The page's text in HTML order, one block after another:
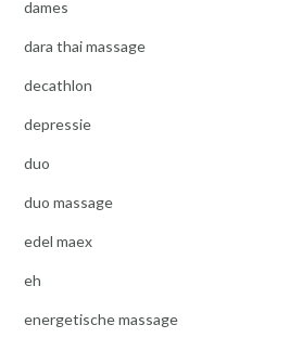
dames
dara thai massage
decathlon
depressie
duo
duo massage
edel maex
eh
energetische massage